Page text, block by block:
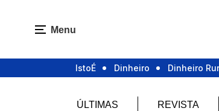
Menu
IstoÉ Dinheiro Dinheiro
ÚLTIMAS REVISTA